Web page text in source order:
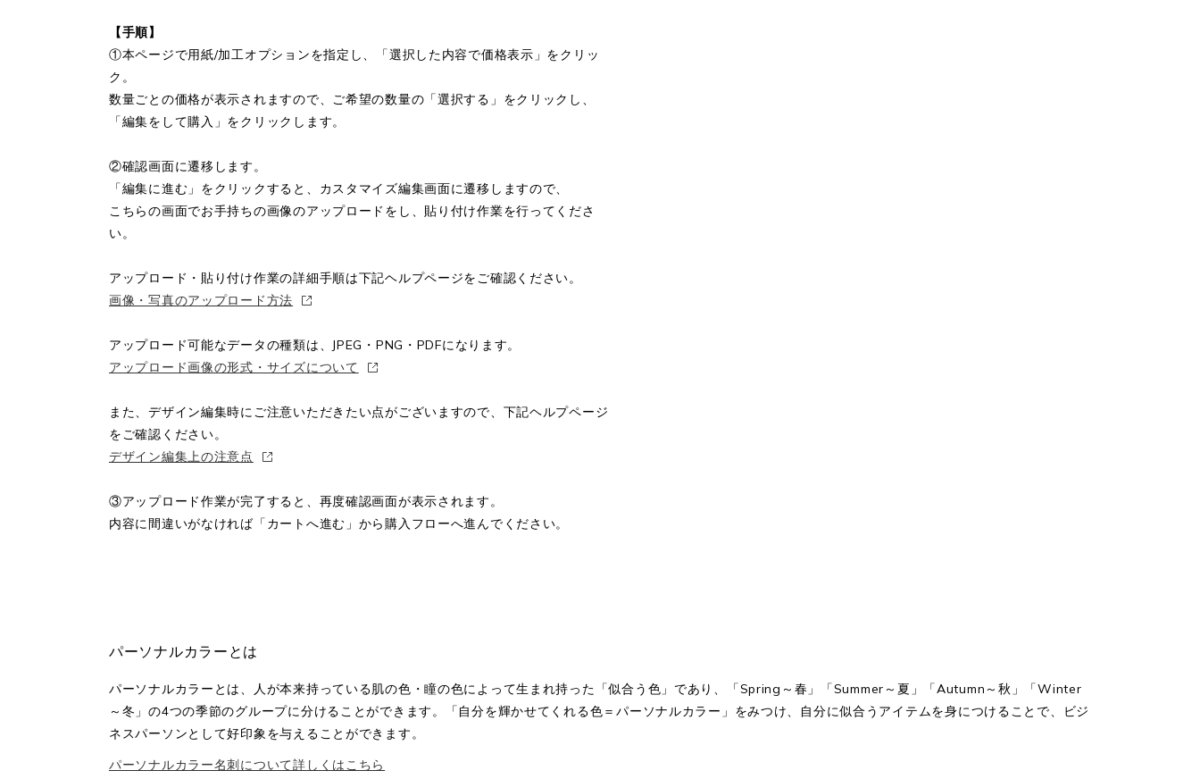
【手順】
①本ページで用紙/加工オプションを指定し、「選択した内容で価格表示」をクリッ
ク。
数量ごとの価格が表示されますので、ご希望の数量の「選択する」をクリックし、
「編集をして購入」をクリックします。
②確認画面に遷移します。
「編集に進む」をクリックすると、カスタマイズ編集画面に遷移しますので、
こちらの画面でお手持ちの画像のアップロードをし、貼り付け作業を行ってくださ
い。
アップロード・貼り付け作業の詳細手順は下記ヘルプページをご確認ください。
画像・写真のアップロード方法
アップロード可能なデータの種類は、JPEG・PNG・PDFになります。
アップロード画像の形式・サイズについて
また、デザイン編集時にご注意いただきたい点がございますので、下記ヘルプページ
をご確認ください。
デザイン編集上の注意点
③アップロード作業が完了すると、再度確認画面が表示されます。
内容に間違いがなければ「カートへ進む」から購入フローへ進んでください。
パーソナルカラーとは
パーソナルカラーとは、人が本来持っている肌の色・瞳の色によって生まれ持った「似合う色」であり、「Spring～春」「Summer～夏」「Autumn～秋」「Winter
～冬」の4つの季節のグループに分けることができます。「自分を輝かせてくれる色＝パーソナルカラー」をみつけ、自分に似合うアイテムを身につけることで、ビジ
ネスパーソンとして好印象を与えることができます。
パーソナルカラー名刺について詳しくはこちら